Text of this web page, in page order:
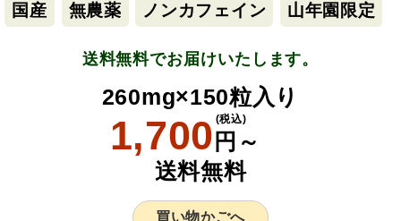
国産 無農薬 ノンカフェイン 山年園限定
送料無料でお届けいたします。
260mg×150粒入り
1,700 円～
(税込)
送料無料
買い物かごへ